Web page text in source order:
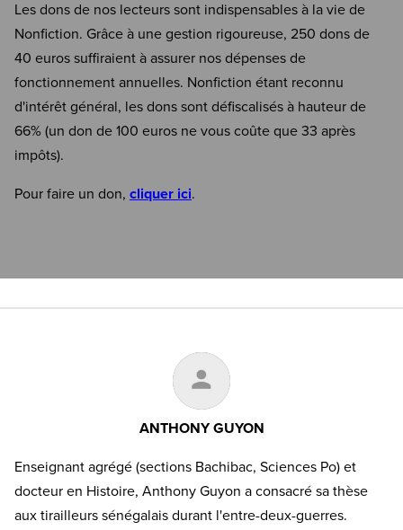
Les dons de nos lecteurs sont indispensables à la vie de
Nonfiction. Grâce à une gestion rigoureuse, 250 dons de
40 euros suffiraient à assurer nos dépenses de
fonctionnement annuelles. Nonfiction étant reconnu
d'intérêt général, les dons sont défiscalisés à hauteur de
66% (un don de 100 euros ne vous coûte que 33 après
impôts).
Pour faire un don, cliquer ici.
ANTHONY GUYON
Enseignant agrégé (sections Bachibac, Sciences Po) et
docteur en Histoire, Anthony Guyon a consacré sa thèse
aux tirailleurs sénégalais durant l'entre-deux-guerres.